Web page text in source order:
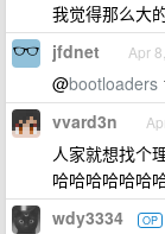
我觉得那么大
jfdnet Apr
@bootloaders
vvard3n
人家就想找个
哈哈哈哈哈哈
wdy3334 OP